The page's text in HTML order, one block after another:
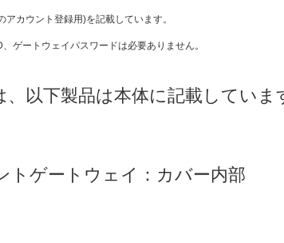
カウント登録用)を記載しています。
ゲートウェイパスワードは必要ありません。
以下製品は本体に記載していま
トゲートウェイ：カバー内部